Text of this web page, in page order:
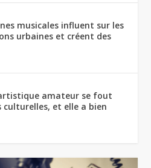
musicales influent sur les
urbaines et créent des
amateur se fout
culturelles, et elle a bien